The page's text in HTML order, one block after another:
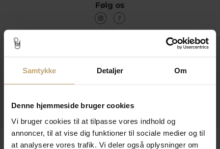
Samtykke Detaljer Om
Denne hjemmeside bruger cookies
Vi bruger cookies til at tilpasse vores indhold og
annoncer, til at vise dig funktioner til sociale medier og til
at analysere vores trafik. Vi deler også oplysninger om
Følg os
Åbningstider I Butikken
Praktiske Sider
Leveringsmuligheder